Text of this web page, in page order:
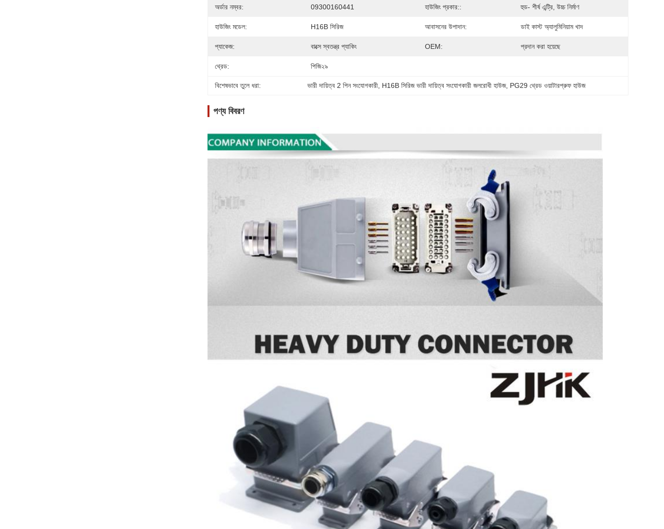
অর্ডার নম্বর: 09300160441 হাউজিং প্রকার:: হুড- শীর্ষ এন্ট্রি, উচ্চ নির্মাণ
হাউজিং মডেল: H16B সিরিজ আবাসনের উপাদান: ডাই কাস্ট অ্যালুমিনিয়াম খাদ
প্যাকেজ: বাক্সে স্বতন্ত্র প্যাকিং OEM: প্রদান করা হয়েছে
থ্রেড: পিজি২৯
বিশেষভাবে তুলে ধরা: ভারী দায়িত্ব 2 পিন সংযোগকারী H16B সিরিজ ভারী দায়িত্ব সংযোগকারী জলরোধী হাউজ, PG29 থ্রেড ওয়াটারপ্রুফ হাউজ
পণ্য বিবরণ